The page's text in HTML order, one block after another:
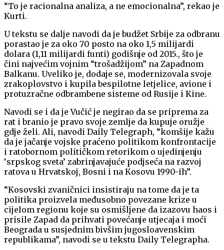
“To je racionalna analiza, a ne emocionalna”, rekao je
Kurti.
U tekstu se dalje navodi da je budžet Srbije za odbranu
porastao je za oko 70 posto na oko 1,5 milijardi
dolara (1,11 milijardi funti) godišnje od 2015., što je
čini najvećim vojnim “trošadžijom” na Zapadnom
Balkanu. Uveliko je, dodaje se, modernizovala svoje
zrakoplovstvo i kupila bespilotne letjelice, avione i
protuzračne odbrambene sisteme od Rusije i Kine.
Navodi se i da je Vučić je negirao da se priprema za
rat i branio je pravo svoje zemlje da kupuje oružje
gdje želi. Ali, navodi Daily Telegraph, “komšije kažu
da je jačanje vojske praćeno politikom konfrontacije
i ratobornom političkom retorikom o ujedinjenju
‘srpskog sveta’ zabrinjavajuće podjseća na razvoj
ratova u Hrvatskoj, Bosni i na Kosovu 1990-ih”.
“Kosovski zvaničnici insistiraju na tome da je ta
politika proizvela međusobno povezane krize u
cijelom regionu koje su osmišljene da izazovu haos i
prisile Zapad da prihvati povećanje utjecaja i moći
Beograda u susjednim bivšim jugosloavenskim
republikama”, navodi se u tekstu Daily Telegrapha.